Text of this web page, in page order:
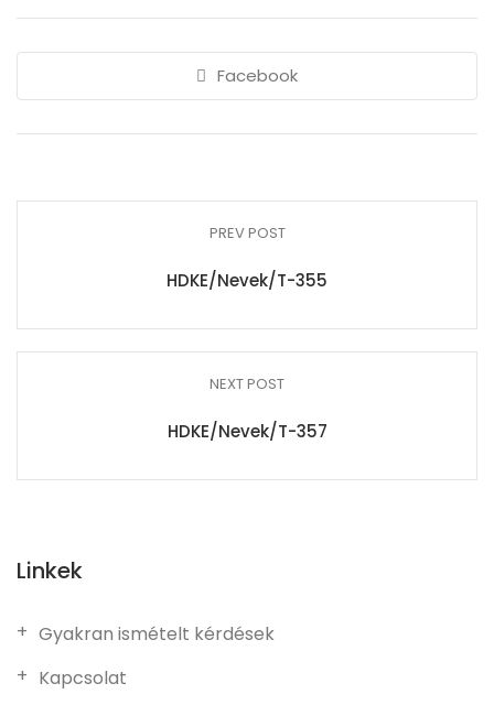
Facebook
PREV POST
HDKE/Nevek/T-355
NEXT POST
HDKE/Nevek/T-357
Linkek
Gyakran ismételt kérdések
Kapcsolat